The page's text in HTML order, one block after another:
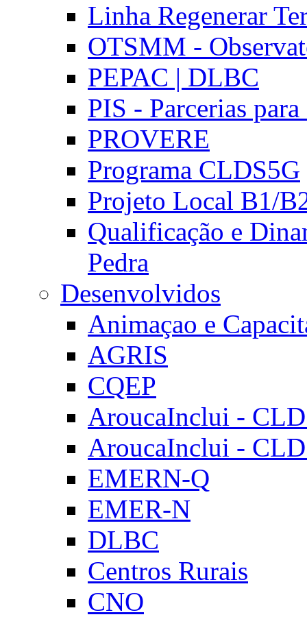
Linha Regenerar
OTSMM -
PEPAC | DLBC
PIS - Parcerias
PROVERE
Programa CLDS5G
Projeto Local B1/
Qualificação e
Pedra
Desenvolvidos
Animaçao e
AGRIS
CQEP
AroucaInclui -
AroucaInclui -
EMERN-Q
EMER-N
DLBC
Centros Rurais
CNO